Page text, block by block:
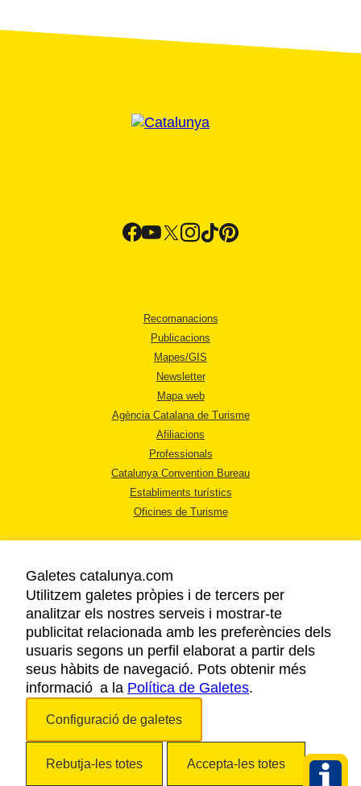
Recomanacions
Publicacions
Mapes/GIS
Newsletter
Mapa web
Agència Catalana de Turisme
Afiliacions
Professionals
Catalunya Convention Bureau
Establiments turístics
Oficines de Turisme
AVÍS LEGAL
POLÍTICA DE PRIVACITAT
COOKIES
ACCESSIBILITAT
Galetes catalunya.com
Utilitzem galetes pròpies i de tercers per
analitzar els nostres serveis i mostrar-te
publicitat relacionada amb les preferències dels
usuaris segons un perfil elaborat a partir dels
seus hàbits de navegació. Pots obtenir més
informació a la Política de Galetes.
Configuració de galetes
Rebutja-les totes Accepta-les totes